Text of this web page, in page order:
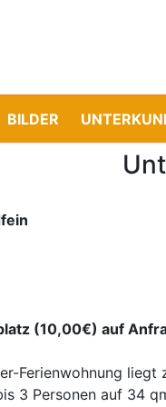
BILDER
(10,00€) auf
Ferienwohnung
3 Personen auf 34